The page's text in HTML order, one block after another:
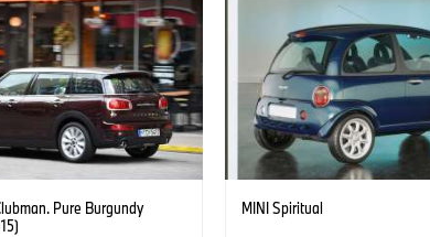
Pure Burgundy
MINI Spiritual